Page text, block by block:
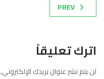
PREV
اترك تعليقاً
لن يتم نشر عنوان بريدك الإلكتروني.